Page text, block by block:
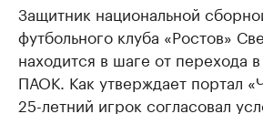
Защитник национальной
футбольного клуба «Ростов»
находится в шаге от перехода
ПАОК. Как утверждает портал
25-летний игрок согласовал